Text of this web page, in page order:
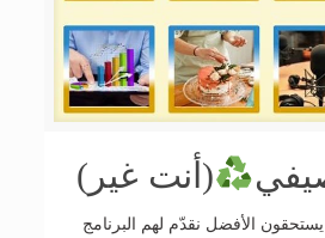
(أنت غير)
يستحقون الأفضل نقدّم لهم البرنامج